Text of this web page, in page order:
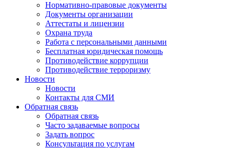
Нормативно-правовые документы
Документы организации
Аттестаты и лицензии
Охрана труда
Работа с персональными данными
Бесплатная юридическая помощь
Противодействие коррупции
Противодействие терроризму
Новости
Новости
Контакты для СМИ
Обратная связь
Обратная связь
Часто задаваемые вопросы
Задать вопрос
Консультация по услугам